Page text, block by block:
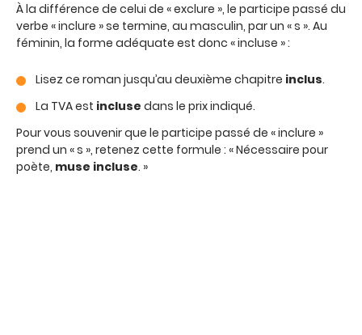
À la différence de celui de « exclure », le participe passé du
verbe « inclure » se termine, au masculin, par un « s ». Au
féminin, la forme adéquate est donc « incluse » :
Lisez ce roman jusqu’au deuxième chapitre inclus.
La TVA est incluse dans le prix indiqué.
Pour vous souvenir que le participe passé de « inclure »
prend un « s », retenez cette formule : « Nécessaire pour
poète, muse incluse. »